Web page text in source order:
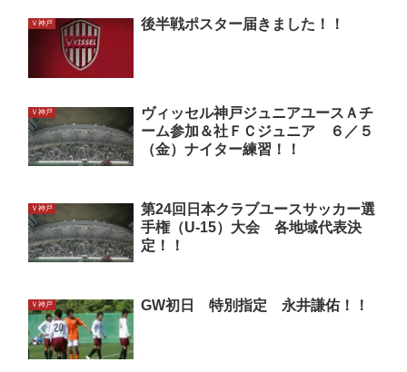
Ｖ神戸 後半戦ポスター届きました！！
Ｖ神戸
ヴィッセル神戸ジュニアユースＡチ
ーム参加＆社ＦＣジュニア ６／５
（金）ナイター練習！！
Ｖ神戸
第24回日本クラブユースサッカー選
手権（U-15）大会 各地域代表決
定！！
Ｖ神戸 GW初日 特別指定 永井謙佑！！